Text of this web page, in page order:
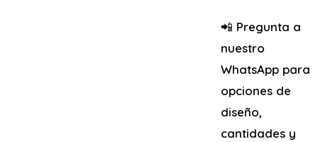
📲 Pregunta a
nuestro
WhatsApp para
opciones de
diseño,
cantidades y